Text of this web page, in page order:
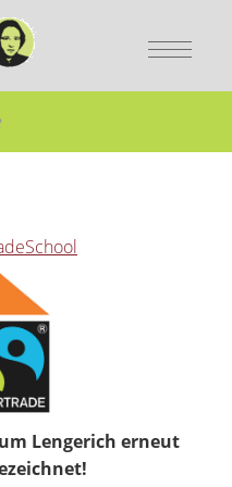
Lengerich erneut